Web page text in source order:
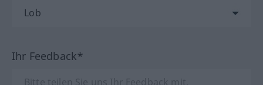
Ihr Feedback*